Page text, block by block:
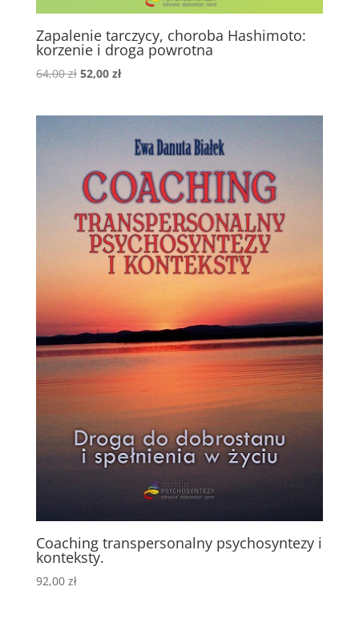
Zapalenie tarczycy, choroba Hashimoto:
korzenie i droga powrotna
64,00zł Pierwotna
64,00 zł.
52,00 złAktualna
52,00 zł.
Coaching transpersonalny psychosyntezy i
konteksty.
92,00 zł